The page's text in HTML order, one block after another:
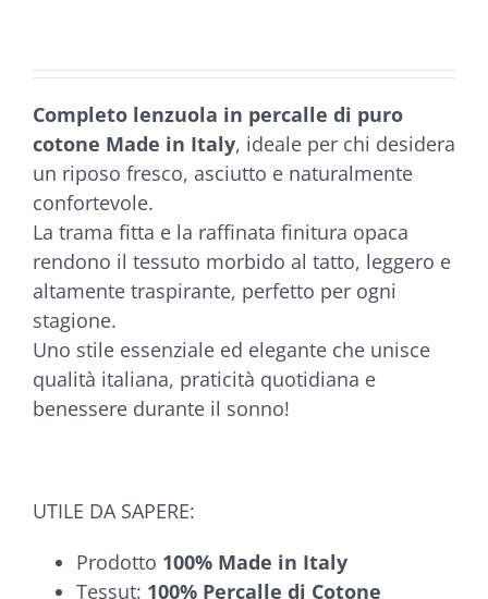
€69,90
Completo lenzuola in percalle di puro
cotone Made in Italy, ideale per chi desidera
un riposo fresco, asciutto e naturalmente
confortevole.
La trama fitta e la raffinata finitura opaca
rendono il tessuto morbido al tatto, leggero e
altamente traspirante, perfetto per ogni
stagione.
Uno stile essenziale ed elegante che unisce
qualità italiana, praticità quotidiana e
benessere durante il sonno!
UTILE DA SAPERE:
Prodotto 100% Made in Italy
Tessut: 100% Percalle di Cotone